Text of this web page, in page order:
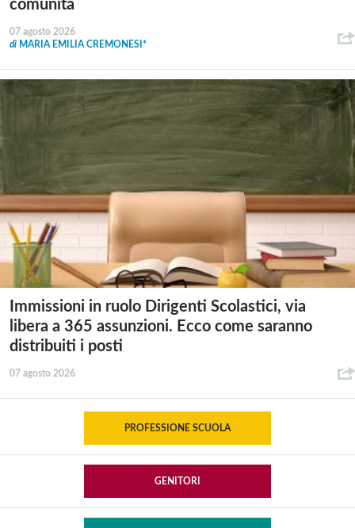
comunità
07 agosto 2026
di MARIA EMILIA CREMONESI*
Immissioni in ruolo Dirigenti Scolastici, via
libera a 365 assunzioni. Ecco come saranno
distribuiti i posti
07 agosto 2026
PROFESSIONE SCUOLA
GENITORI